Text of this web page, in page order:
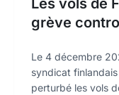
grève
Le 4 décembre
syndicat
perturbé les vols